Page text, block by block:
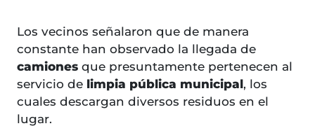
Los vecinos señalaron que de manera
constante han observado la llegada de
camiones que presuntamente pertenecen al
servicio de limpia pública municipal, los
cuales descargan diversos residuos en el
lugar.